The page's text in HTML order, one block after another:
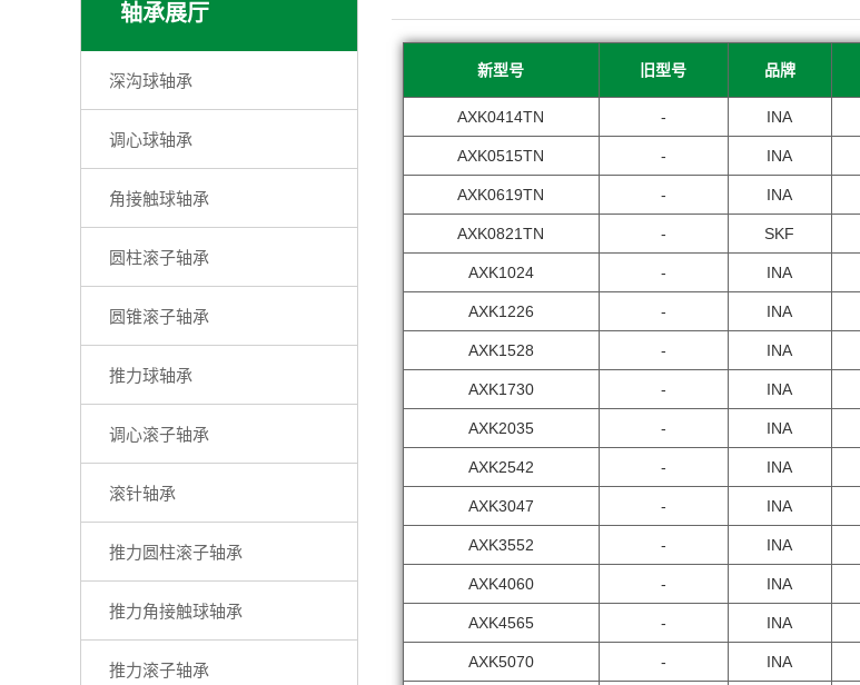
轴承展厅
深沟球轴承
调心球轴承
角接触球轴承
圆柱滚子轴承
圆锥滚子轴承
推力球轴承
调心滚子轴承
滚针轴承
推力圆柱滚子轴承
推力角接触球轴承
推力滚子轴承
新型号 旧型号 品牌
AXK0414TN - INA
AXK0515TN - INA
AXK0619TN - INA
AXK0821TN - SKF
AXK1024 - INA
AXK1226 - INA
AXK1528 - INA
AXK1730 - INA
AXK2035 - INA
AXK2542 - INA
AXK3047 - INA
AXK3552 - INA
AXK4060 - INA
AXK4565 - INA
AXK5070 - INA